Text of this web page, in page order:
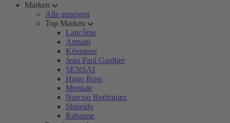
Marken
Alle anzeigen
Top Marken
Lancôme
Armani
Kérastase
Jean Paul Gaultier
SENSAI
Hugo Boss
Montale
Narciso Rodriguez
Shiseido
Rabanne